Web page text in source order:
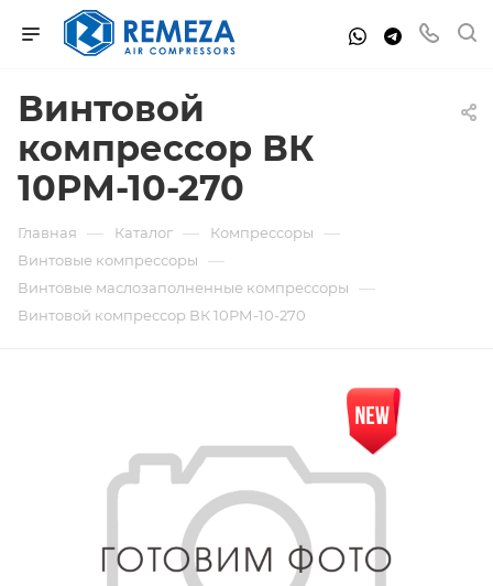
Винтовой
компрессор ВК
10РМ-10-270
Главная — Каталог — Компрессоры —
Винтовые компрессоры —
Винтовые маслозаполненные компрессоры —
Винтовой компрессор ВК 10РМ-10-270